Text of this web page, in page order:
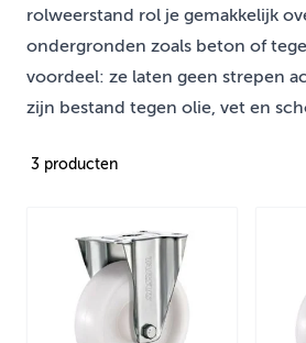
rolweerstand rol je gemakkelijk
ondergronden zoals beton of
voordeel: ze laten geen strepen
zijn bestand tegen olie, vet en
3 producten